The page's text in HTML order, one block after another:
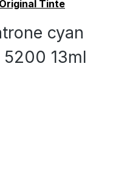
Original Tinte
cyan
5200 13ml